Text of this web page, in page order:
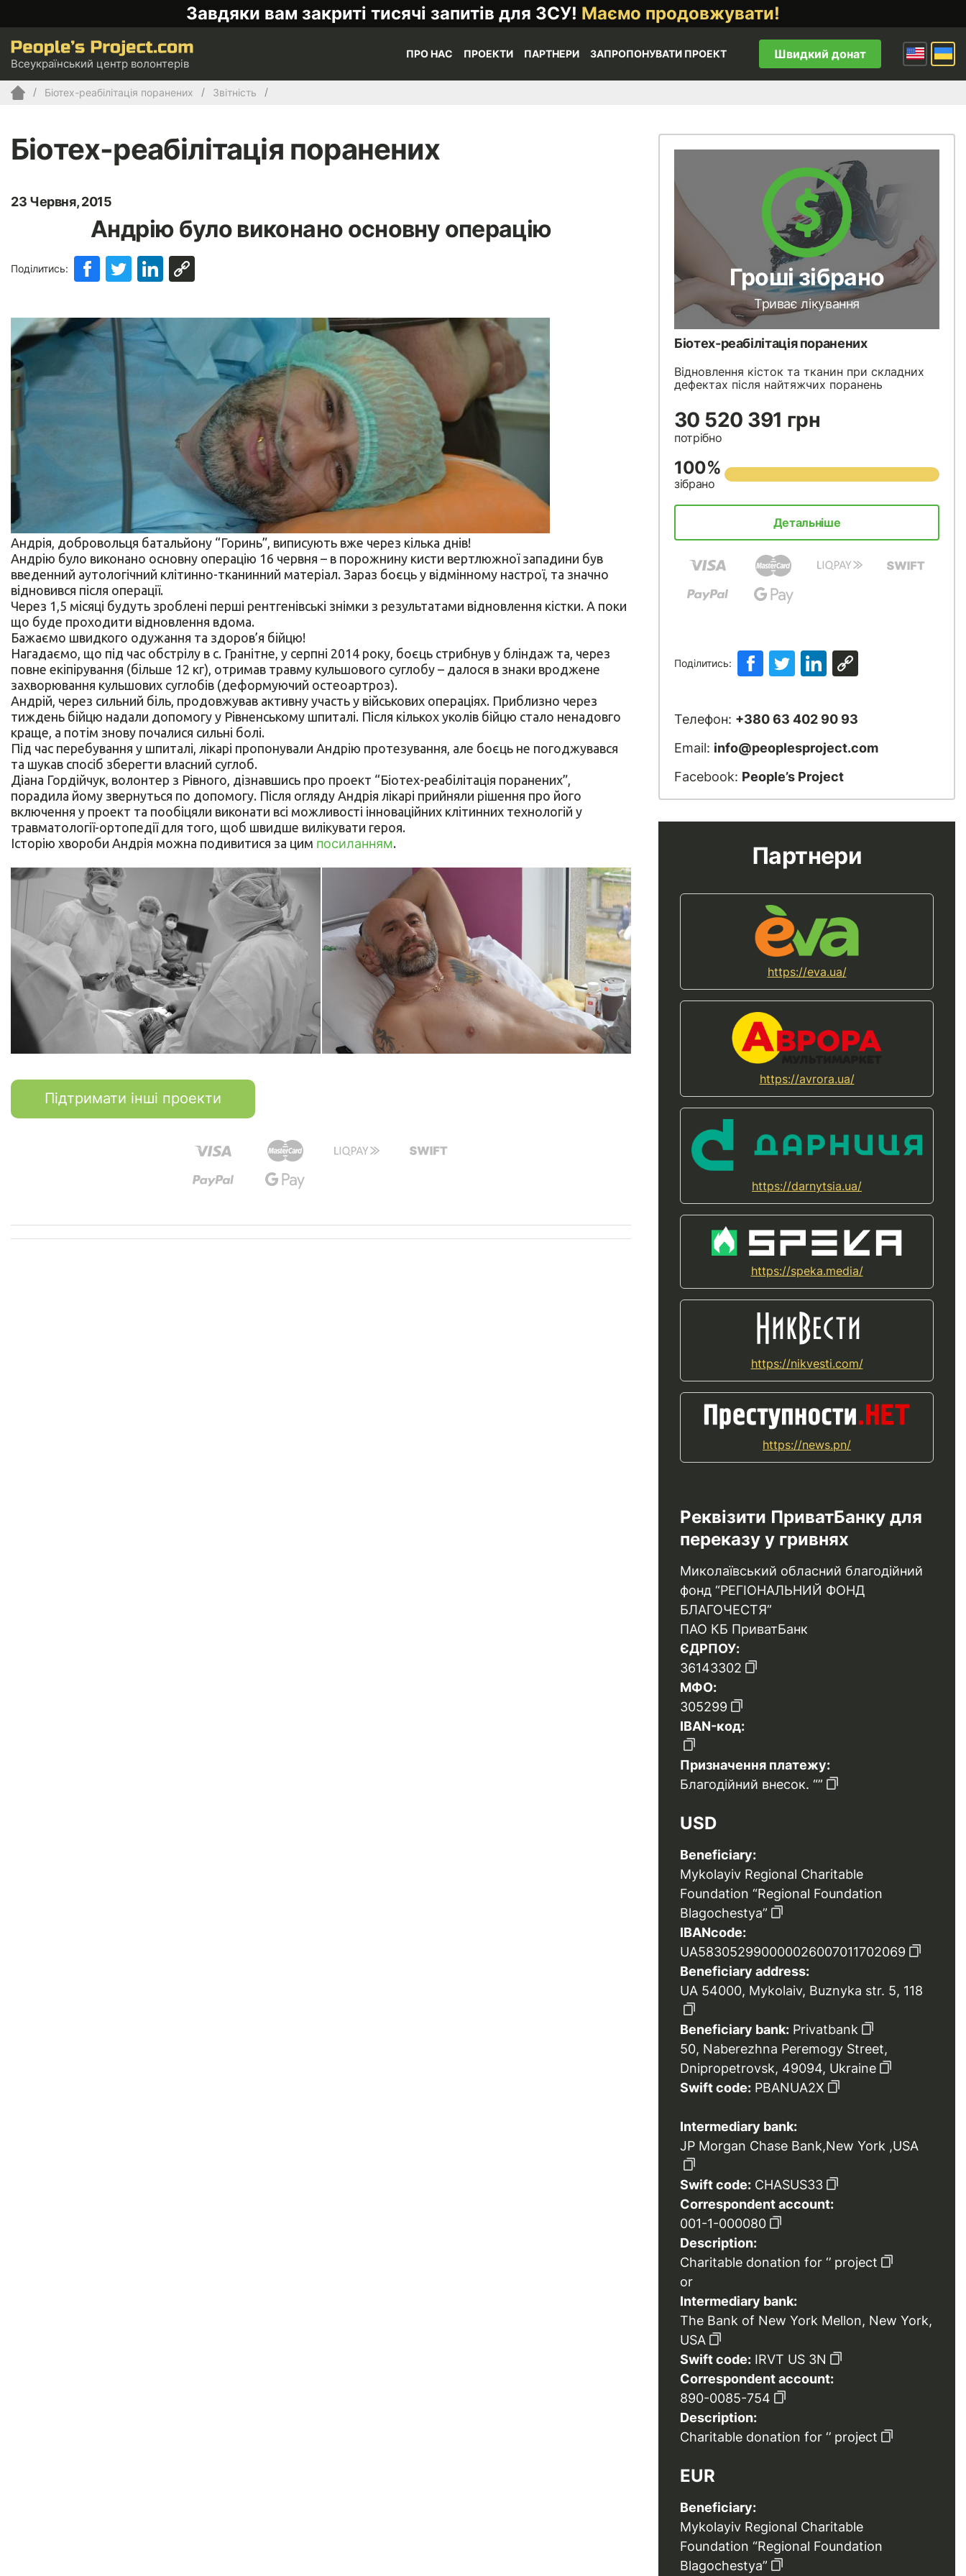
Завдяки вам закриті тисячі запитів для ЗСУ! Маємо продовжувати!
Всеукраїнський центр волонтерів
ПРО НАС ПРОЕКТИ ПАРТНЕРИ ЗАПРОПОНУВАТИ ПРОЕКТ Швидкий донат
Біотех-реабілітація поранених Звітність
Біотех-реабілітація поранених
23 Червня, 2015
Андрію було виконано основну операцію
Поділитись:
Андрія, добровольця батальйону “Горинь”, виписують вже через кілька днів!
Андрію було виконано основну операцію 16 червня – в порожнину кисти вертлюжної западини був
введенний аутологічний клітинно-тканинний матеріал. Зараз боєць у відмінному настрої, та значно
відновився після операції.
Через 1,5 місяці будуть зроблені перші рентгенівські знімки з результатами відновлення кістки. А поки
що буде проходити відновлення вдома.
Бажаємо швидкого одужання та здоров’я бійцю!
Нагадаємо, що під час обстрілу в с. Гранітне, у серпні 2014 року, боєць стрибнув у бліндаж та, через
повне екіпірування (більше 12 кг), отримав травму кульшового суглобу – далося в знаки вроджене
захворювання кульшових суглобів (деформуючий остеоартроз).
Андрій, через сильний біль, продовжував активну участь у військових операціях. Приблизно через
тиждень бійцю надали допомогу у Рівненському шпиталі. Після кількох уколів бійцю стало ненадовго
краще, а потім знову почалися сильні болі.
Під час перебування у шпиталі, лікарі пропонували Андрію протезування, але боєць не погоджувався
та шукав спосіб зберегти власний суглоб.
Діана Гордійчук, волонтер з Рівного, дізнавшись про проект “Біотех-реабілітація поранених”,
порадила йому звернуться по допомогу. Після огляду Андрія лікарі прийняли рішення про його
включення у проект та пообіцяли виконати всі можливості інноваційних клітинних технологій у
травматології-ортопедії для того, щоб швидше вилікувати героя.
Історію хвороби Андрія можна подивитися за цим посиланням.
Підтримати інші проекти
Гроші зібрано
Триває лікування
Біотех-реабілітація поранених
Відновлення кісток та тканин при складних
дефектах після найтяжчих поранень
30 520 391 грн
потрібно
100%
зібрано
Детальніше
Поділитись:
Телефон: +380 63 402 90 93
Email: info@peoplesproject.com
Facebook: People’s Project
Партнери
https://eva.ua/
https://avrora.ua/
https://darnytsia.ua/
https://speka.media/
https://nikvesti.com/
https://news.pn/
Реквізити ПриватБанку для
переказу у гривнях
Миколаївський обласний благодійний
фонд “РЕГІОНАЛЬНИЙ ФОНД
БЛАГОЧЕСТЯ”
ПАО КБ ПриватБанк
ЄДРПОУ:
36143302
МФО:
305299
IBAN-код:
Призначення платежу:
Благодійний внесок. “”
USD
Beneficiary:
Mykolayiv Regional Charitable
Foundation “Regional Foundation
Blagochestya”
IBANcode:
UA583052990000026007011702069
Beneficiary address:
UA 54000, Mykolaiv, Buznyka str. 5, 118
Beneficiary bank: Privatbank
50, Naberezhna Peremogy Street,
Dnipropetrovsk, 49094, Ukraine
Swift code: PBANUA2X
Intermediary bank:
JP Morgan Chase Bank,New York ,USA
Swift code: CHASUS33
Correspondent account:
001-1-000080
Description:
Charitable donation for ‘’ project
or
Intermediary bank:
The Bank of New York Mellon, New York,
USA
Swift code: IRVT US 3N
Correspondent account:
890-0085-754
Description:
Charitable donation for ‘’ project
EUR
Beneficiary:
Mykolayiv Regional Charitable
Foundation “Regional Foundation
Blagochestya”